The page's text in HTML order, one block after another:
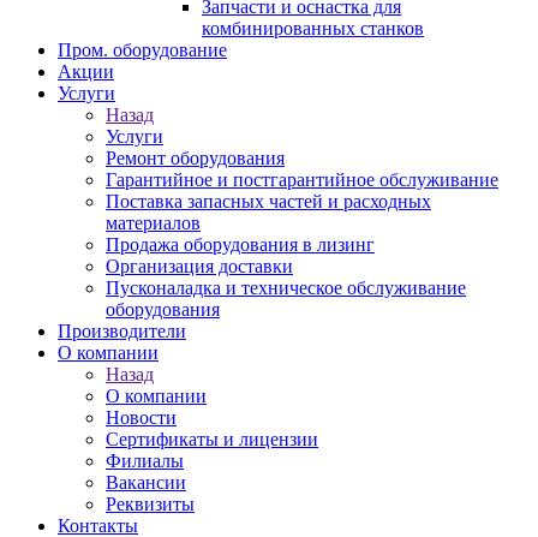
Запчасти и оснастка для
комбинированных станков
Пром. оборудование
Акции
Услуги
Назад
Услуги
Ремонт оборудования
Гарантийное и постгарантийное обслуживание
Поставка запасных частей и расходных
материалов
Продажа оборудования в лизинг
Организация доставки
Пусконаладка и техническое обслуживание
оборудования
Производители
О компании
Назад
О компании
Новости
Сертификаты и лицензии
Филиалы
Вакансии
Реквизиты
Контакты